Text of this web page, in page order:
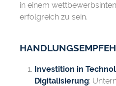
in einem
erfolgreich zu sein.
Investition in
Digitalisierung: